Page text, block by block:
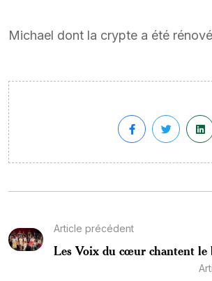
Michael dont la crypte a été
Article précédent
Les Voix du cœur chantent le